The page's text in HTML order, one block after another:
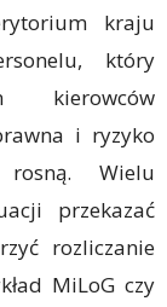
kraju
który
kierowców
i ryzyko
rosną. Wielu
przekazać
rozliczanie
MiLoG czy